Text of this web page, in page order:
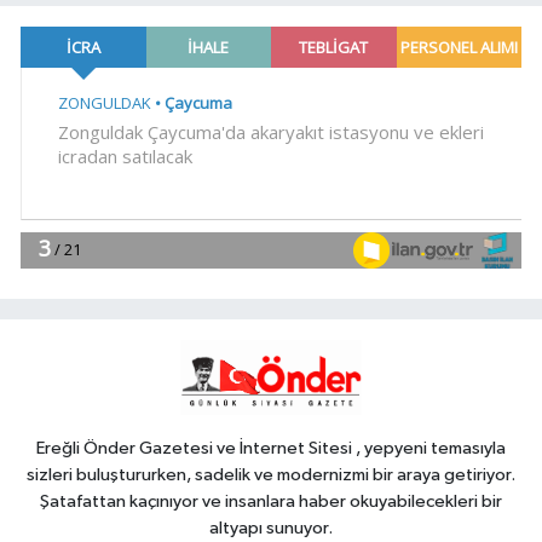
gemi
18:52Türk Tarih Kurumu'ndan tarihi
18:48 .
Ereğli Önder Gazetesi ve İnternet Sitesi , yepyeni temasıyla
sizleri buluştururken, sadelik ve modernizmi bir araya getiriyor.
Şatafattan kaçınıyor ve insanlara haber okuyabilecekleri bir
altyapı sunuyor.